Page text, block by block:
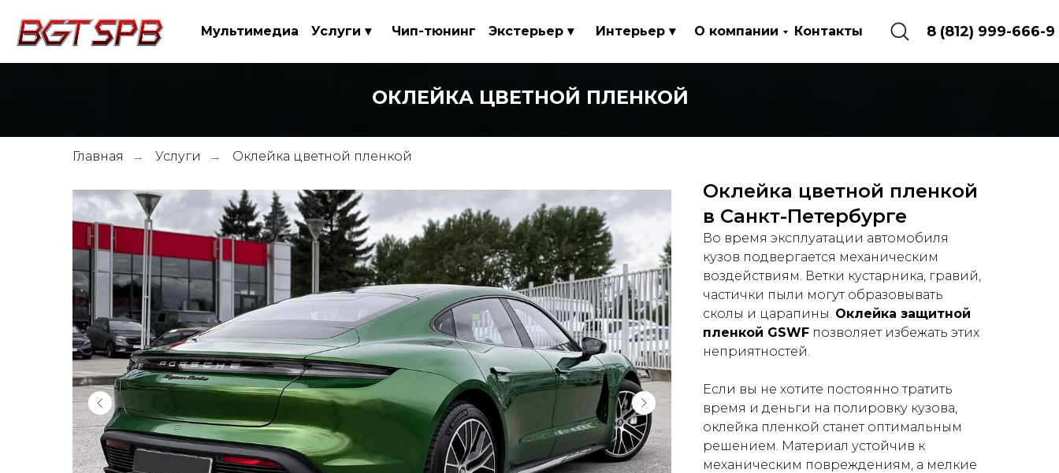
Мультимедиа Услуги ▾ Чип-тюнинг Экстерьер ▾ Интерьер ▾ О компании Контакты 8 (812) 999-666-9
ОКЛЕЙКА ЦВЕТНОЙ ПЛЕНКОЙ
Главная → Услуги → Оклейка цветной пленкой
Оклейка цветной пленкой
в Санкт-Петербурге
Во время эксплуатации автомобиля
кузов подвергается механическим
воздействиям. Ветки кустарника, гравий,
частички пыли могут образовывать
сколы и царапины. Оклейка защитной
пленкой GSWF позволяет избежать этих
неприятностей.
Если вы не хотите постоянно тратить
время и деньги на полировку кузова,
оклейка пленкой станет оптимальным
решением. Материал устойчив к
механическим повреждениям, а мелкие